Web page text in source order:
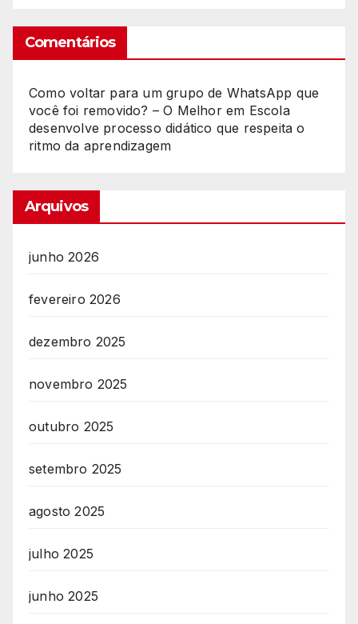
Comentários
Como voltar para um grupo de WhatsApp que
você foi removido? – O Melhorem Escola
desenvolve processo didático que respeita o
ritmo da aprendizagem
Arquivos
junho 2026
fevereiro 2026
dezembro 2025
novembro 2025
outubro 2025
setembro 2025
agosto 2025
julho 2025
junho 2025